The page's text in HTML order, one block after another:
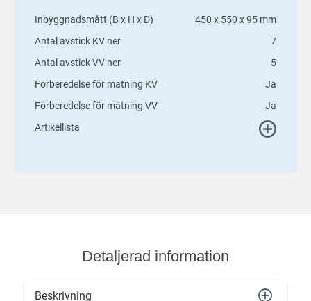
Inbyggnadsmått (B x H x D)
450 x 550 x 95 mm
Antal avstick KV ner
7
Antal avstick VV ner
5
Förberedelse för mätning KV
Ja
Förberedelse för mätning VV
Ja
Artikellista
Detaljerad information
Beskrivning